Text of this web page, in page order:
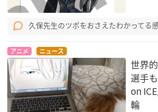
久保先生のツボをおさえたわかってる
アニメ ニュース
世界
選手
on
輪